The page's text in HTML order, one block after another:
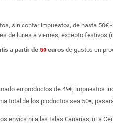
sin contar impuestos, de hasta 50€ -
de lunes a viernes, excepto festivos
a partir de 50 euros de gastos en
en productos de 49€, impuestos
total de los productos sea 50€,
envíos ni a las Islas Canarias, ni a